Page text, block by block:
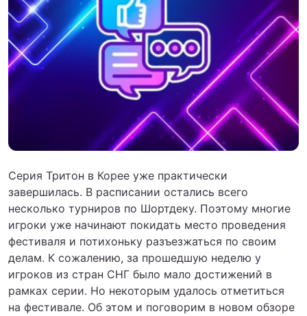
Серия Тритон в Корее уже практически
завершилась. В расписании остались всего
несколько турниров по Шортдеку. Поэтому многие
игроки уже начинают покидать место проведения
фестиваля и потихоньку разъезжаться по своим
делам. К сожалению, за прошедшую неделю у
игроков из стран СНГ было мало достижений в
рамках серии. Но некоторым удалось отметиться
на фестивале. Об этом и поговорим в новом обзоре